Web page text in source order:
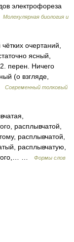
электрофореза
Молекулярная биология и
очертаний,
ясный,
перен. Ничего
(о взгляде,
Современный толковый
расплывчатой,
расплывчатой,
расплывчатую,
…
Формы слов